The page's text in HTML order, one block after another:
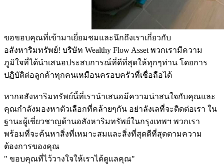
ขอขอบคุณที่เข้ามาเยี่ยมชมและนึกถึงเราเกี่ยวกับ
อสังหาริมทรัพย์! บริษัท Wealthy Flow Asset พวกเรามีความ
ภูมิใจที่ได้นำเสนอประสบการณ์ที่ดีที่สุดให้ทุกๆท่าน โดยการ
ปฏิบัติต่อลูกค้าทุกคนเหมือนครอบครัวที่เชื่อถือได้
หากอสังหาริมทรัพย์นี้ที่เรานำเสนอมีความน่าสนใจกับคุณและ
คุณกำลังมองหาตัวเลือกที่คล้ายๆกัน อย่าลังเลที่จะติดต่อเรา ใน
ฐานะผู้เชี่ยวชาญด้านอสังหาริมทรัพย์ในกรุงเทพฯ พวกเรา
พร้อมที่จะค้นหาสิ่งที่เหมาะสมและสิ่งที่สุดดีที่สุดตามความ
ต้องการของคุณ
" ขอบคุณที่ไว้วางใจให้เราได้ดูแลคุณ"